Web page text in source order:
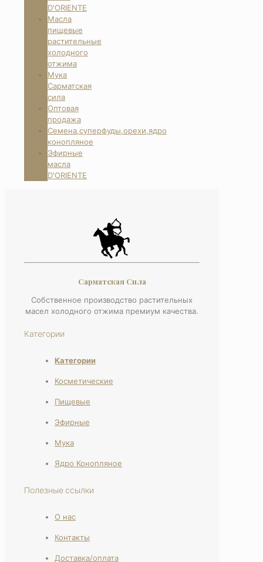
D'ORIENTE
Масла
пищевые
растительные
холодного
отжима
Мука
Сарматская
сила
Оптовая
продажа
Семена,суперфуды,орехи,ядро
конопляное
Эфирные
масла
D'ORIENTE
Сарматская Сила
Собственное производство растительных
масел холодного отжима премиум качества.
Категории
Категории
Косметические
Пищевые
Эфирные
Мука
Ядро Конопляное
Полезные ссылки
О нас
Контакты
Доставка/оплата